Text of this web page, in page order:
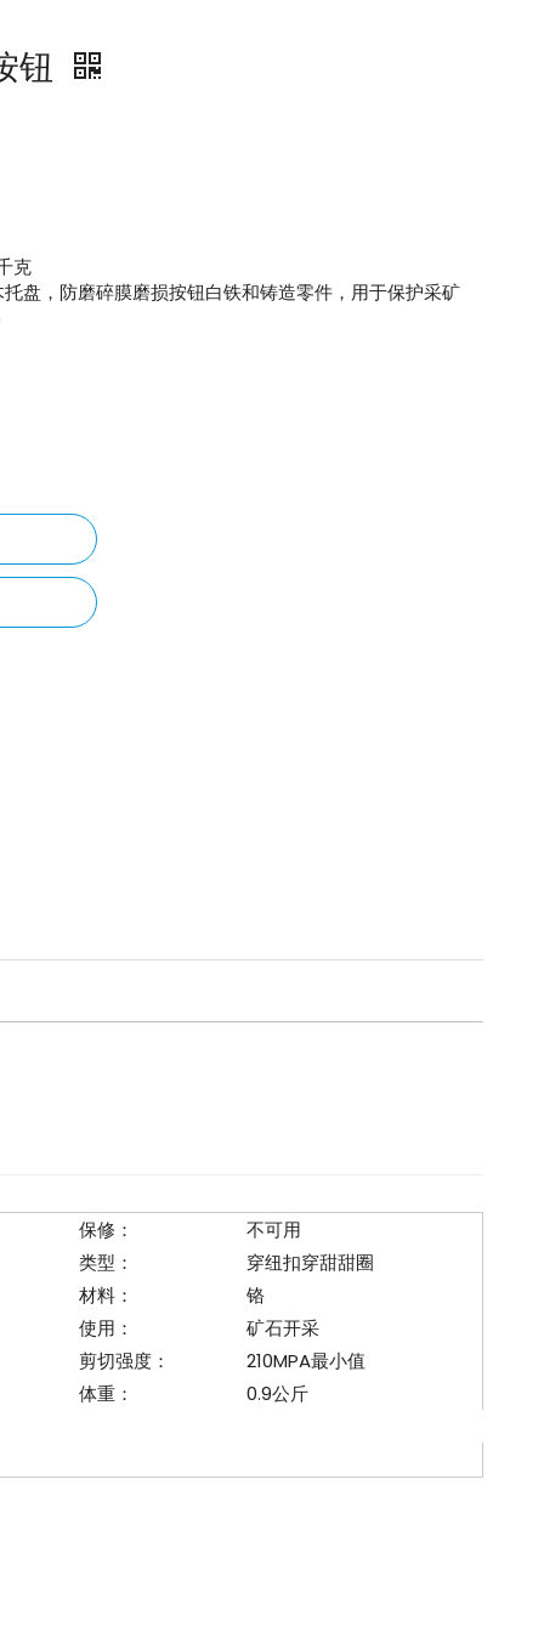
钮
克
盘，防磨碎膜磨损按钮白铁和铸造零件，用于保护采矿
保修：
不可用
类型：
穿纽扣穿甜甜圈
材料：
铬
使用：
矿石开采
剪切强度：
210MPA最小值
体重：
0.9公斤